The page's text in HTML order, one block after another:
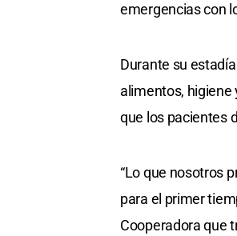
emergencias con
Durante su
alimentos, higiene
que los pacientes
“Lo que nosotros
para el primer
Cooperadora que